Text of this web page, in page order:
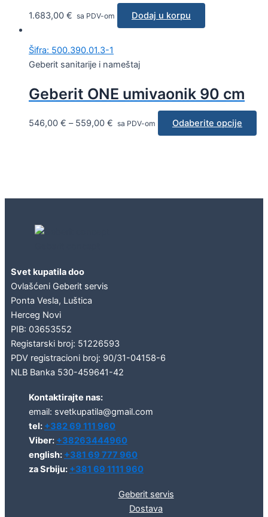
1.683,00 € sa PDV-om Dodaj u korpu
Šifra: 500.390.01.3-1
Geberit sanitarije i nameštaj
Geberit ONE umivaonik 90 cm
546,00 € – 559,00 € sa PDV-om Odaberite opcije
Svet kupatila doo
Ovlašćeni Geberit servis
Ponta Vesla, Luštica
Herceg Novi
PIB: 03653552
Registarski broj: 51226593
PDV registracioni broj: 90/31-04158-6
NLB Banka 530-459641-42
Kontaktirajte nas:
email: svetkupatila@gmail.com
tel: +382 69 111 960
Viber: +38263444960
english: +381 69 777 960
za Srbiju: +381 69 1111 960
Geberit servis
Dostava